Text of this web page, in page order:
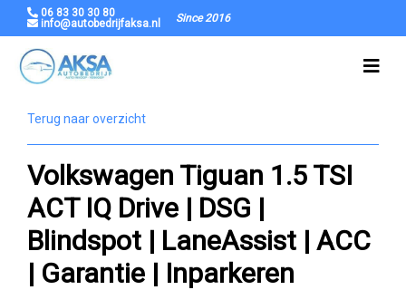
06 83 30 30 80
info@autobedrijfaksa.nl
Since 2016
Terug naar overzicht
Volkswagen Tiguan 1.5 TSI
ACT IQ Drive | DSG |
Blindspot | LaneAssist | ACC
| Garantie | Inparkeren